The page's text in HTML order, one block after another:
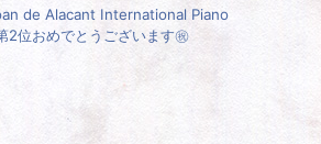
de Alacant International Piano
位おめでとうございます㊗️